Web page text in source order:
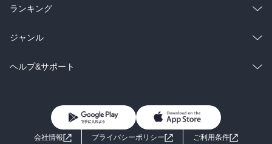
雑誌・グラビア
BL・TL
ラノベ
雑誌・グラビア
BL・TL
総合
ラノベ
雑誌・グラビア
ランキング
総合
ラノベ
ジャンル
コミック
ライトノベル 男子向けラノベ
ヘルプ&サポート
よくあるご質問 お問い合わせ
会社情報 プライバシーポリシー
ご利用条件